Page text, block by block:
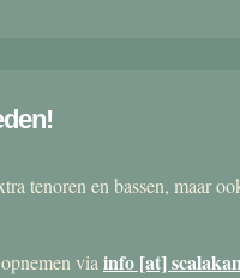
tenoren en bassen, maar
via info [at]